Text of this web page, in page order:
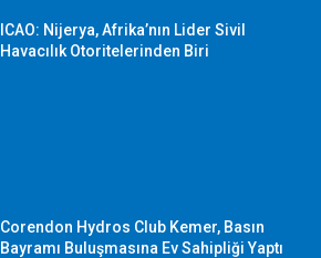
ICAO: Nijerya, Afrika’nın Lider Sivil
Havacılık Otoritelerinden Biri
Corendon Hydros Club Kemer, Basın
Bayramı Buluşmasına Ev Sahipliği Yaptı